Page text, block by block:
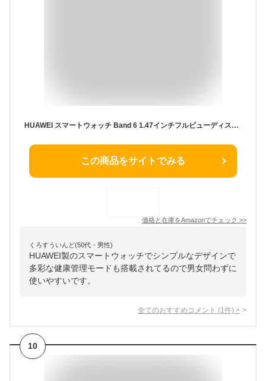
HUAWEI スマートウォッチ Band 6 1.47インチフルビューディスプレイ 2週間の長時間バッテリー 血中酸素常時測定 急速充電 心拍数/睡眠モニタリング 最大96種類のワークアウトモード サクラピンク【日本正規代理店品】
この商品をサイトでみる
価格と在庫をAmazonでチェック >>
くろすういんど(50代・男性)
HUAWEI製のスマートウォッチでシンプルなデザインで
多彩な健康管理モードも搭載されてるので男女問わずに
使いやすいです。
全てのおすすめコメント (1 件) >
10